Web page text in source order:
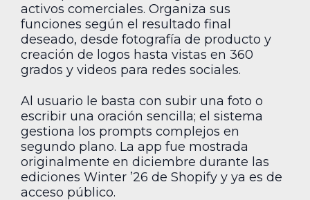
activos comerciales. Organiza sus
funciones según el resultado final
deseado, desde fotografía de producto y
creación de logos hasta vistas en 360
grados y videos para redes sociales.
Al usuario le basta con subir una foto o
escribir una oración sencilla; el sistema
gestiona los prompts complejos en
segundo plano. La app fue mostrada
originalmente en diciembre durante las
ediciones Winter ’26 de Shopify y ya es de
acceso público.